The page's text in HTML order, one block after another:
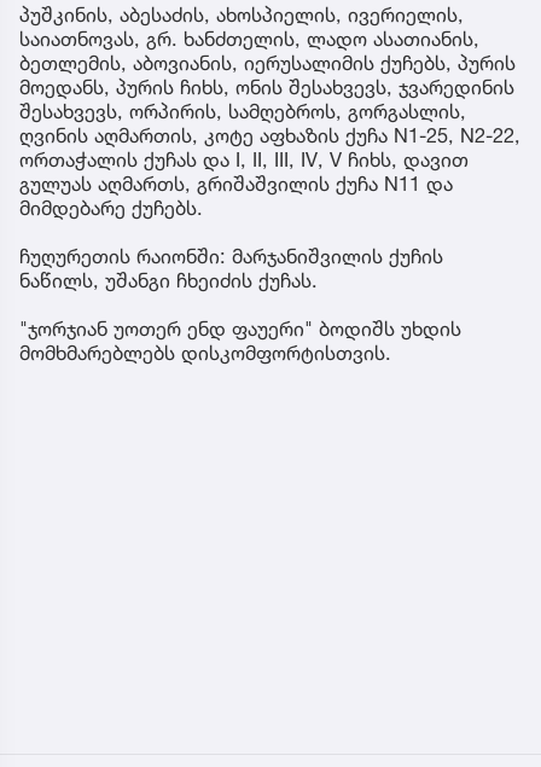
პუშკინის, აბესაძის, ახოსპიელის, ივერიელის,
საიათნოვას, გრ. ხანძთელის, ლადო ასათიანის,
ბეთლემის, აბოვიანის, იერუსალიმის ქუჩებს, პურის
მოედანს, პურის ჩიხს, ონის შესახვევს, ჯვარედინის
შესახვევს, ორპირის, სამღებროს, გორგასლის,
ღვინის აღმართის, კოტე აფხაზის ქუჩა N1-25, N2-22,
ორთაჭალის ქუჩას და I, II, III, IV, V ჩიხს, დავით
გულუას აღმართს, გრიშაშვილის ქუჩა N11 და
მიმდებარე ქუჩებს.
ჩუღურეთის რაიონში: მარჯანიშვილის ქუჩის
ნაწილს, უშანგი ჩხეიძის ქუჩას.
"ჯორჯიან უოთერ ენდ ფაუერი" ბოდიშს უხდის
მომხმარებლებს დისკომფორტისთვის.